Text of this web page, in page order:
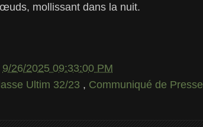
mollissant dans la nuit.
9/26/2025 09:33:00 PM
Ultim 32/23 , Communiqué de Presse